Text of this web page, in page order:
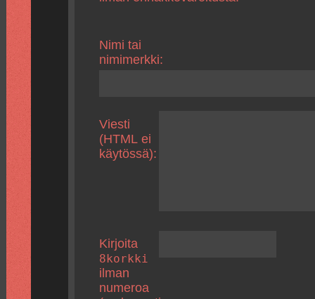
Nimi tai
nimimerkki:
Viesti
(HTML ei
käytössä):
Kirjoita
8korkki
ilman
numeroa